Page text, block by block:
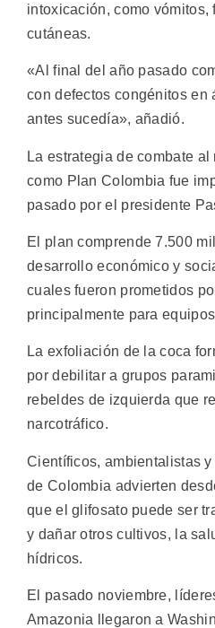
intoxicación, como vómitos,
cutáneas.
«Al final del año pasado
con defectos congénitos en
antes sucedía», añadió.
La estrategia de combate
como Plan Colombia fue
pasado por el presidente
El plan comprende 7.500
desarrollo económico y
cuales fueron prometidos
principalmente para
La exfoliación de la coca
por debilitar a grupos
rebeldes de izquierda que
narcotráfico.
Científicos, ambientalistas
de Colombia advierten
que el glifosato puede ser
y dañar otros cultivos, la
hídricos.
El pasado noviembre,
Amazonia llegaron a